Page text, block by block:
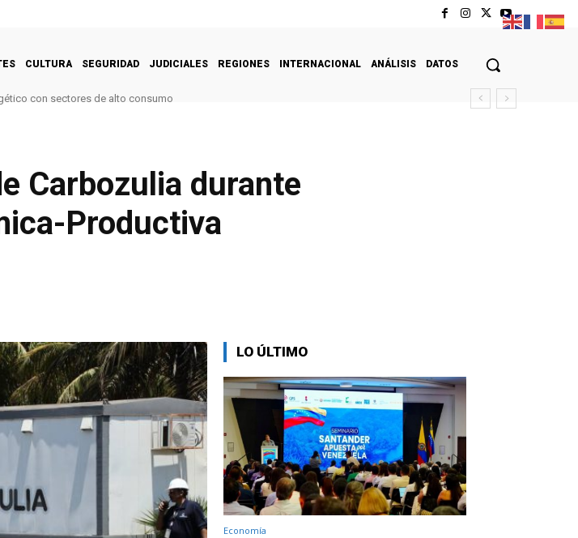
CULTURA SEGURIDAD JUDICIALES REGIONES INTERNACIONAL ANÁLISIS DATOS
con sectores de alto consumo
Carbozulia durante
Productiva
LO ÚLTIMO
Economía